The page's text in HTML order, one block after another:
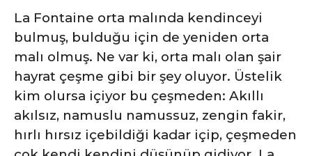
La Fontaine orta malında kendinceyi
bulmuş, bulduğu için de yeniden orta
malı olmuş. Ne var ki, orta malı olan şair
hayrat çeşme gibi bir şey oluyor. Üstelik
kim olursa içiyor bu çeşmeden: Akıllı
akılsız, namuslu namussuz, zengin fakir,
hırlı hırsız içebildiği kadar içip, çeşmeden